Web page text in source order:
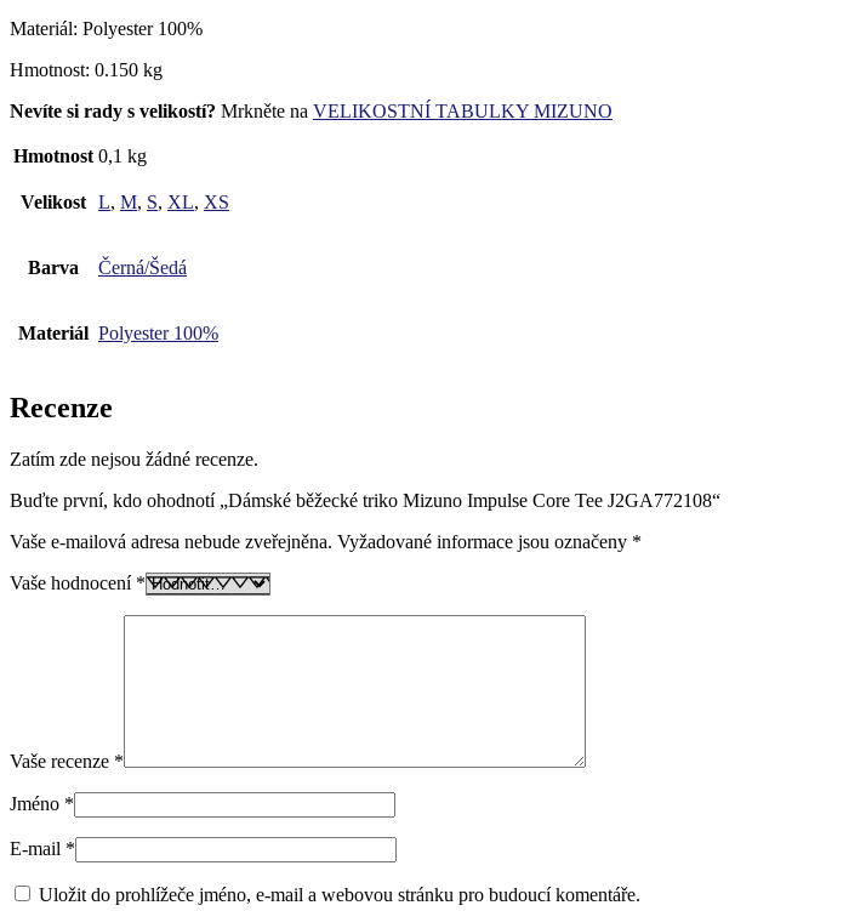
Materiál: Polyester 100%
Hmotnost: 0.150 kg
Nevíte si rady s velikostí? Mrkněte na VELIKOSTNÍ TABULKY MIZUNO
Hmotnost 0,1 kg
Velikost L, M, S, XL, XS
Barva Černá/Šedá
Materiál Polyester 100%
Recenze
Zatím zde nejsou žádné recenze.
Buďte první, kdo ohodnotí „Dámské běžecké triko Mizuno Impulse Core Tee J2GA772108“
Vaše e-mailová adresa nebude zveřejněna. Vyžadované informace jsou označeny *
Vaše hodnocení *
Vaše recenze *
Jméno *
E-mail *
Uložit do prohlížeče jméno, e-mail a webovou stránku pro budoucí komentáře.